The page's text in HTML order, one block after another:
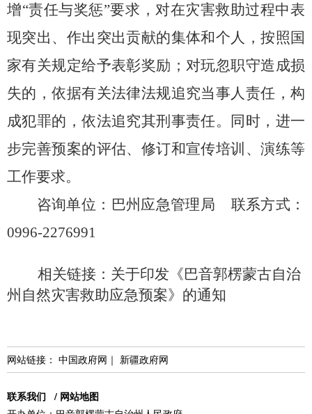
增“责任与奖惩”要求，对在灾害救助过程中表
现突出、 作出突出贡献的集体和个人，按照国
家有关规定给予表彰奖励； 对玩忽职守造成损
失的，依据有关法律法规追究当事人责任，构
成犯罪的，依法追究其刑事责任。 同时， 进一
步完善预案的评估、 修订和宣传培训、演练等
工作要求。
咨询单位：巴州应急管理局
联系方式：
0996-2276991
相关链接： 关于印发《巴音郭楞蒙古自治
州自然灾害救助应急预案》的通知
网站链接： 中国政府网 ｜ 新疆政府网
联系我们 / 网站地图